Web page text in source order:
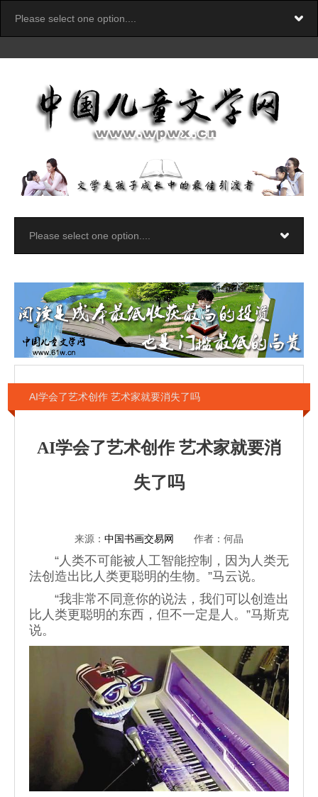
AI学会了艺术创作 艺术家就要消失了吗
AI学会了艺术创作 艺术家就要消
失了吗
来源： 中国书画交易网 作者：何晶
“人类不可能被人工智能控制，因为人类无
法创造出比人类更聪明的生物。”马云说。
“我非常不同意你的说法，我们可以创造出
比人类更聪明的东西，但不一定是人。”马斯克
说。